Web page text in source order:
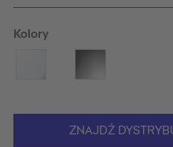
Kolory
ZNAJDŹ